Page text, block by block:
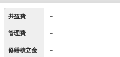
共益費 －
管理費 －
修繕積立金 －